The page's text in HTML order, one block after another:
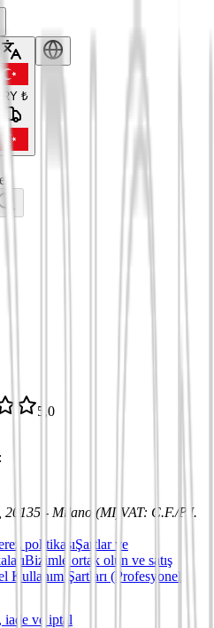
TRY ₺
5,0
:
20135 - Milano (MI) VAT: C.F./P.I.
politikasıŞartlar ve
Bizimle ortak olun ve satış
Kullanım Şartları (Profesyonel
iade ve iptal